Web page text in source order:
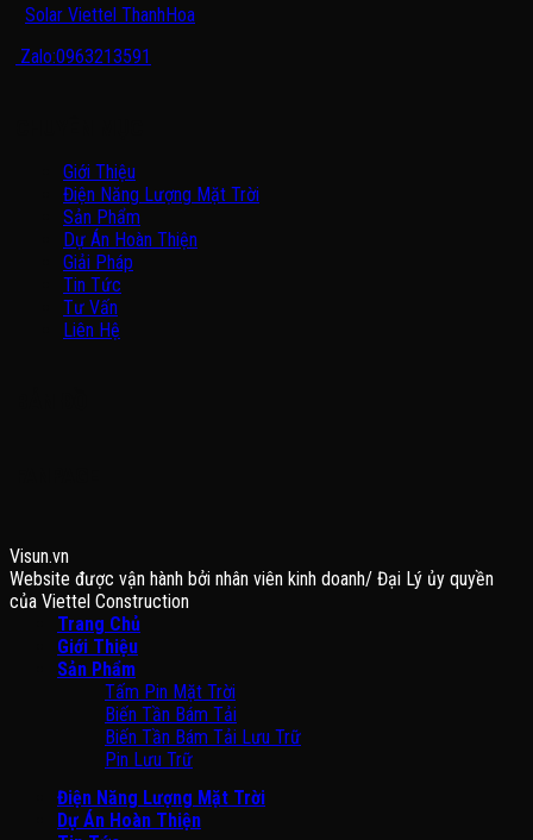
Solar Viettel ThanhHoa
Zalo:0963213591
Giới Thiệu
Điện Năng Lượng Mặt Trời
Sản Phẩm
Dự Án Hoàn Thiện
Giải Pháp
Tin Tức
Tư Vấn
Liên Hệ
Visun.vn
Website được vận hành bởi nhân viên kinh doanh/ Đại Lý ủy quyền
của Viettel Construction
Trang Chủ
Giới Thiệu
Sản Phẩm
Tấm Pin Mặt Trời
Biến Tần Bám Tải
Biến Tần Bám Tải Lưu Trữ
Pin Lưu Trữ
Điện Năng Lượng Mặt Trời
Dự Án Hoàn Thiện